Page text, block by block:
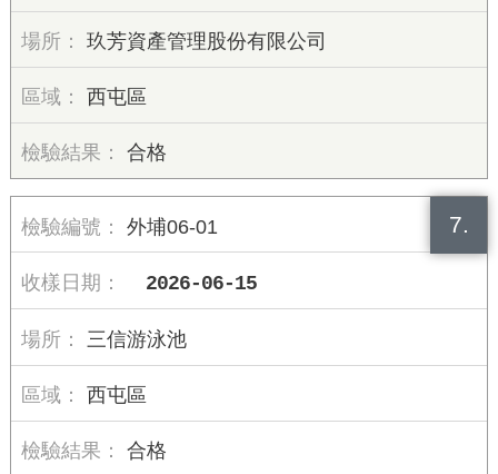
玖芳資產管理股份有限公司
西屯區
合格
7.
外埔06-01
2026-06-15
三信游泳池
西屯區
合格